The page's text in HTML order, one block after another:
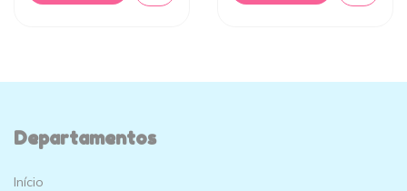
Departamentos
Início